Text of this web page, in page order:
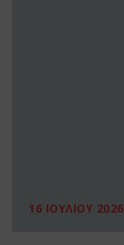
16 ΙΟΥΛΙΟΥ 2026